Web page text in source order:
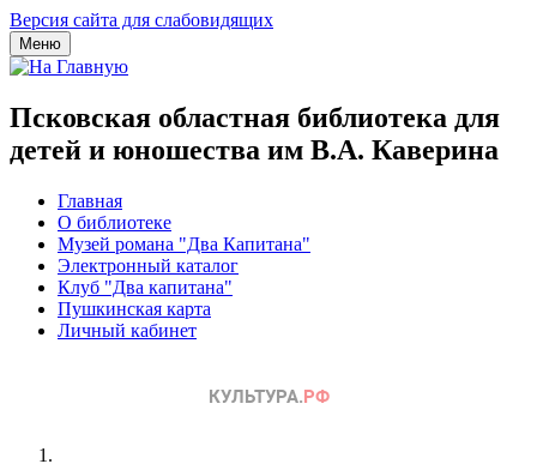
Версия сайта для слабовидящих
Меню
Псковская областная библиотека для
детей и юношества им В.А. Каверина
Главная
О библиотеке
Музей романа "Два Капитана"
Электронный каталог
Клуб "Два капитана"
Пушкинская карта
Личный кабинет